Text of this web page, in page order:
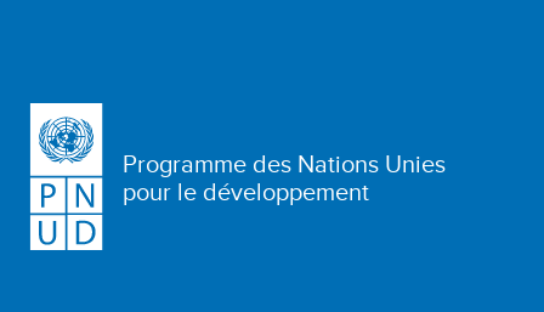
Programme des Nations Unies
pour le développement